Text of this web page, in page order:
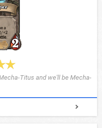
Titus and we'll be Mecha-